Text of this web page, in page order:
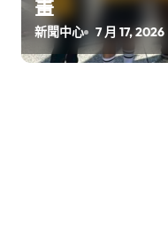
畫
新聞中心 7 月 17, 2026